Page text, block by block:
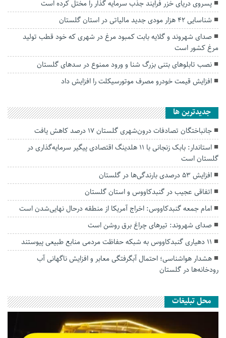
پسروی دریای خزر فرایند جذب سرمایه گذار را مختل کرده است
شناسایی ۴۲ هزار مودی جدید مالیاتی در استان گلستان
صدای شهروند و گلایه بابت کمبود مرغ در شهری که خود قطب تولید
مرغ کشور است
نصب تابلو‌های بتنی بزرگ شنا و ورود ممنوع در سد‌های گلستان
افزایش قیمت خودرو مصرف موتورسیکلت را افزایش داد
جديدترين ها
جانباختگان تصادفات درون‌شهری گلستان ۱۷ درصد کاهش یافت
استاندار: بابک زنجانی با ۱۱ هلدینگ اقتصادی پیگیر سرمایه‌گذاری در
گلستان است
افزایش ۵۳ درصدی بارندگی‌ها در گلستان
اتفاقی عجیب در‌ گنبدکاووس و استان گلستان
امام جمعه گنبدکاووس: اخراج آمریکا از منطقه درحال نهایی‌شدن است
صدای شهروند: تیرهای چراغ برق روشن است
۱۱ دهیاری گنبدکاووس به شبکه حفاظت مردمی منابع طبیعی پیوستند
هشدار هواشناسی؛ احتمال آبگرفتگی معابر و افزایش ناگهانی آب
رودخانه‌ها در گلستان
محل تبلیغات